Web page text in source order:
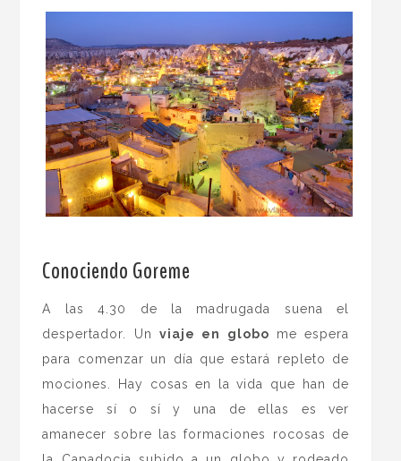
Conociendo Goreme
A las 4.30 de la madrugada suena el
despertador. Un viaje en globo me espera
para comenzar un día que estará repleto de
mociones. Hay cosas en la vida que han de
hacerse sí o sí y una de ellas es ver
amanecer sobre las formaciones rocosas de